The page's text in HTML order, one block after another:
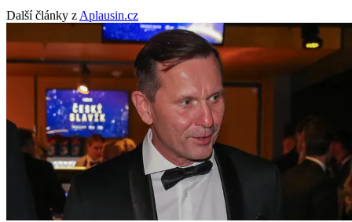
Další články z Aplausin.cz